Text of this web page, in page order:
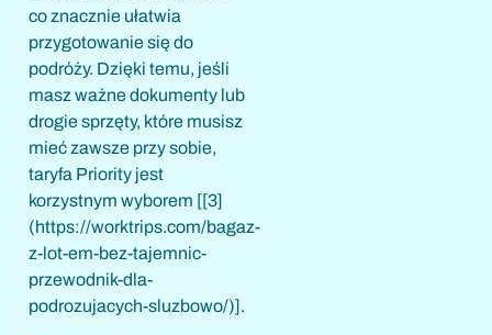
co znacznie ułatwia
przygotowanie się do
podróży. Dzięki temu, jeśli
masz ważne dokumenty lub
drogie sprzęty, które musisz
mieć zawsze przy sobie,
taryfa Priority jest
korzystnym wyborem [[3]
(https://worktrips.com/bagaz-
z-lot-em-bez-tajemnic-
przewodnik-dla-
podrozujacych-sluzbowo/)].